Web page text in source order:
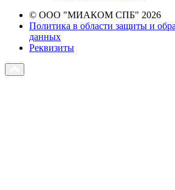
© ООО "МИАКОМ СПБ" 2026
Политика в области защиты и
данных
Реквизиты